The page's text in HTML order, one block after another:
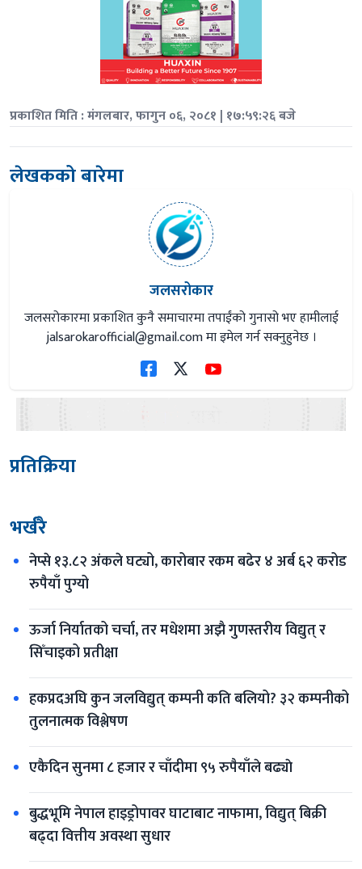
प्रकाशित मिति : मंगलबार, फागुन ०६, २०८१ | १७:५९:२६ बजे
लेखकको बारेमा
जलसरोकार
जलसरोकारमा प्रकाशित कुनै समाचारमा तपाईंको गुनासो भए हामीलाई
jalsarokarofficial@gmail.comमा इमेल गर्न सक्नुहुनेछ ।
प्रतिक्रिया
भर्खरै
नेप्से १३.८२ अंकले घट्यो, कारोबार रकम बढेर ४ अर्ब ६२ करोड
रुपैयाँ पुग्यो
ऊर्जा निर्यातको चर्चा, तर मधेशमा अझै गुणस्तरीय विद्युत् र
सिँचाइको प्रतीक्षा
हकप्रदअघि कुन जलविद्युत् कम्पनी कति बलियो? ३२ कम्पनीको
तुलनात्मक विश्लेषण
एकैदिन सुनमा ८ हजार र चाँदीमा ९५ रुपैयाँले बढ्याे
बुद्धभूमि नेपाल हाइड्रोपावर घाटाबाट नाफामा, विद्युत् बिक्री
बढ्दा वित्तीय अवस्था सुधार